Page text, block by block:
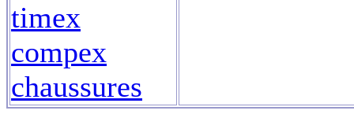
timex
compex
chaussures